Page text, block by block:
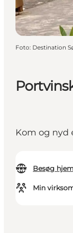
Kom og nyd
Besøg
Min
Foto: Destination